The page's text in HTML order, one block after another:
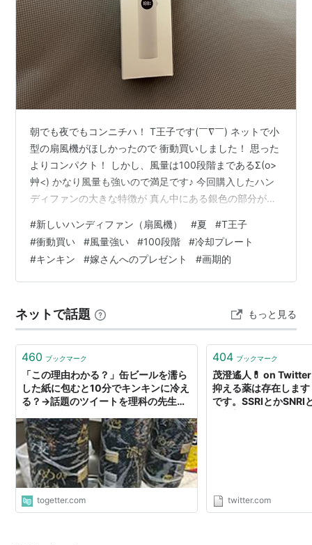
朝でも夜でもコンニチハ！ T王子です(￣∇￣) ネットで小
型の扇風機がほしかったので 衝動買いしました！ 思った
よりコンパクト！ しかし、風量は100段階まであるΣ(o>
艸<) かなり風量も強いので満足です♪ 今回購入したハン
ディファンの大きな特徴が 真ん中にある銀色の部分が冷
スイッチをONにして数秒でキンキンに冷たくなります。
これは凄い！！(￣□￣;)!! ↑銀色部分が冷たくなる これ
は暑い日に頭をや顔など直接温度を下げれるので 画期的
ですね！ 考えた人すげぇな・・・（；^ω^） これでこの
#新しいハンディファン（扇風機） #夏 #T王子
#衝動買い #風量強い #100段階 #冷却プレート
#キンキン #嫁さんへのプレゼント #画期的
ネットで話題 もっと見る
460 ブックマーク
「この理由わかる？」缶ビールを濡ら
した紙に包むと10分でキンキンに冷え
る？→話題のツイートを理科の先生が
togetter.com
404 ブックマーク
茂澄遙人💊 on
抑える薬は存在しま
です。SSRIとかSNRI
twitter.com